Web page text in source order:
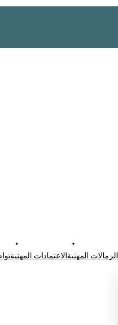
الزمالات المهنية الاعتمادات المهنية